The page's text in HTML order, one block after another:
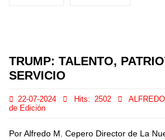
TRUMP: TALENTO,
SERVICIO
22-07-2024 Hits: 2502
de Edición
Por Alfredo M. Cepero Director de La